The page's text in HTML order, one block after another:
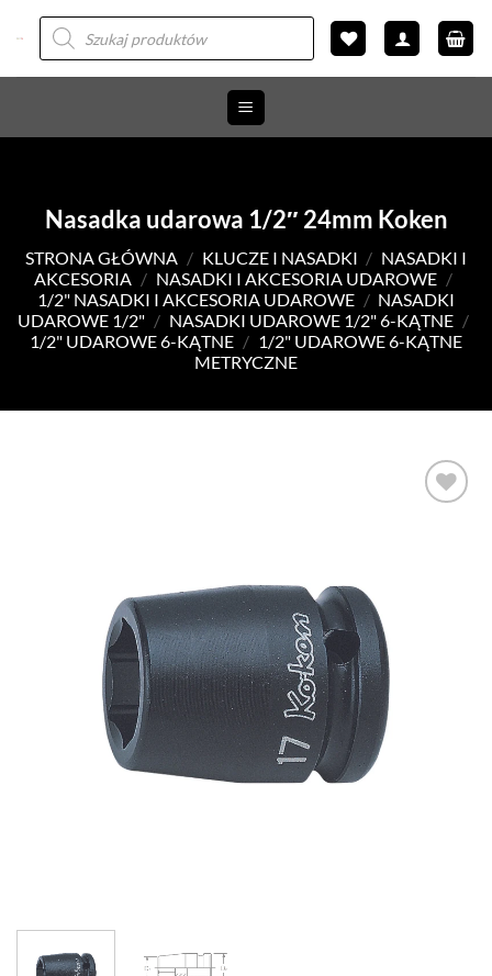
Przewiń
do
zawartości
Wyszukiwarka
produktów
Nasadka udarowa 1/2″ 24mm Koken
STRONA GŁÓWNA / KLUCZE I NASADKI / NASADKI I
AKCESORIA / NASADKI I AKCESORIA UDAROWE /
1/2" NASADKI I AKCESORIA UDAROWE / NASADKI
UDAROWE 1/2" / NASADKI UDAROWE 1/2" 6-KĄTNE /
1/2" UDAROWE 6-KĄTNE / 1/2" UDAROWE 6-KĄTNE
METRYCZNE